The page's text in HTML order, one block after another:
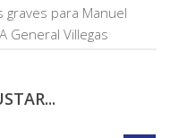
graves para Manuel
General Villegas